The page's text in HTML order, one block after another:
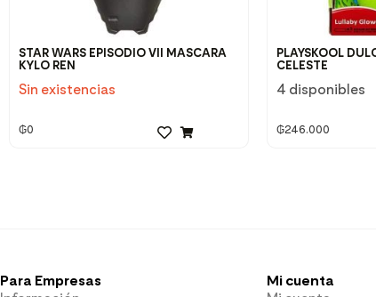
STAR WARS EPISODIO VII MASCARA
KYLO REN
Sin existencias
₲0
PLAYSKOOL
CELESTE
4 disponibles
₲246.000
Para Empresas
Mi cuenta